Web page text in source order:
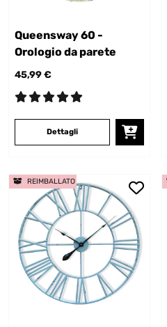
Queensway 60 -
Orologio da parete
45,99 €
Dettagli
REIMBALLATO